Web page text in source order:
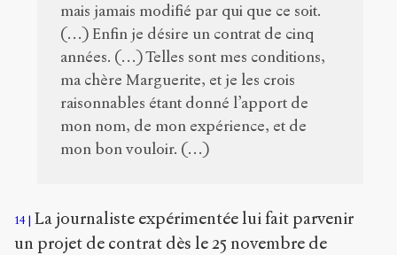
mais jamais modifié par qui que ce soit.
(…) Enfin je désire un contrat de cinq
années. (…) Telles sont mes conditions,
ma chère Marguerite, et je les crois
raisonnables étant donné l’apport de
mon nom, de mon expérience, et de
mon bon vouloir. (…)
14
La journaliste expérimentée lui fait parvenir
un projet de contrat dès le 25 novembre de